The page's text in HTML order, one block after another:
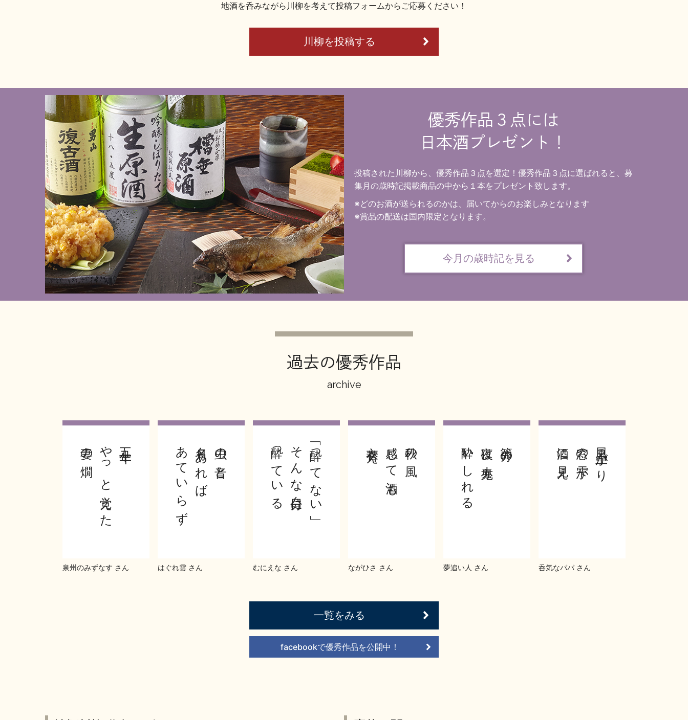
地酒を呑みながら川柳を考えて投稿フォームからご応募ください！
川柳を投稿する
優秀作品３点には
日本酒プレゼント！
投稿された川柳から、優秀作品３点を選定！優秀作品３点に選ばれると、募
集月の歳時記掲載商品の中から１本をプレゼント致します。
※どのお酒が送られるのかは、届いてからのお楽しみとなります
※賞品の配送は国内限定となります。
今月の歳時記を見る
過去の優秀作品
archive
やっと覚えた
妻の燗
泉州のみずなす さん
虫の音と
名月あれば
あていらず
はぐれ雲 さん
「酔ってない」
そんな自分に
酔っている
むにえな さん
秋の風
感じて酒も
衣替え
ながひさ さん
節分の
夜は赤鬼
酔いしれる
夢追い人 さん
風呂上がり
窓の雫が
酒に見え
呑気なパパ さん
一覧をみる
facebookで優秀作品を公開中！